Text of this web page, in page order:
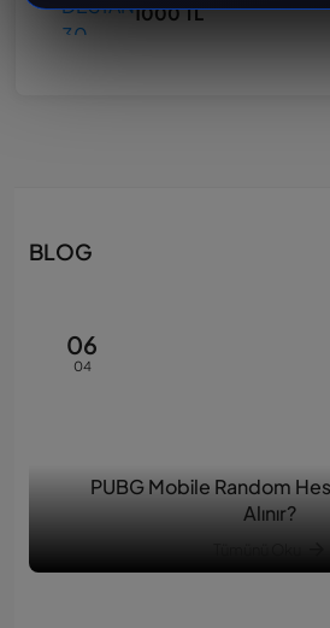
1000 TL
BLOG
06
04
PUBG Mobile Random
Alınır?